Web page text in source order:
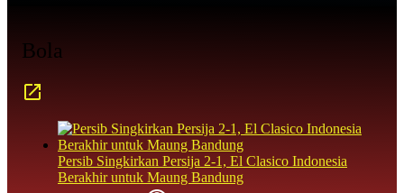
Bola
Persib Singkirkan Persija 2-1, El Clasico Indonesia
Berakhir untuk Maung Bandung